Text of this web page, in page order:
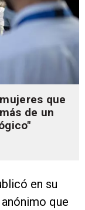
que
de un
en su
que